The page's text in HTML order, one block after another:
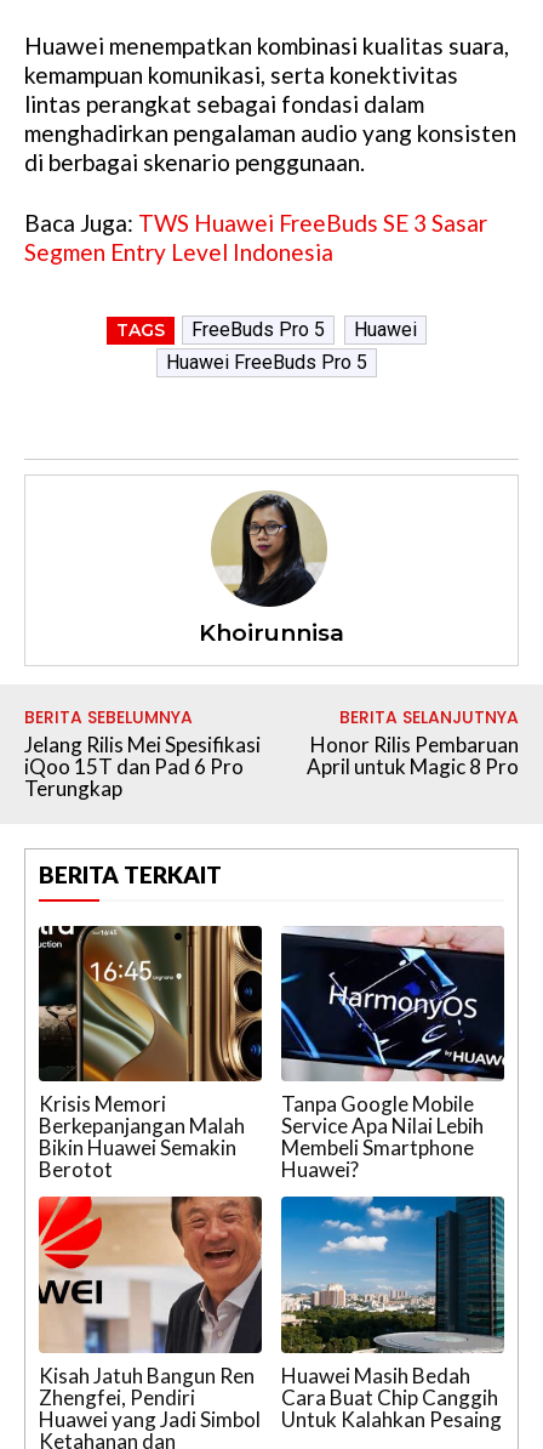
Huawei menempatkan kombinasi kualitas suara,
kemampuan komunikasi, serta konektivitas
lintas perangkat sebagai fondasi dalam
menghadirkan pengalaman audio yang konsisten
di berbagai skenario penggunaan.
Baca Juga: TWS Huawei FreeBuds SE 3 Sasar
Segmen Entry Level Indonesia
TAGS FreeBuds Pro 5
Huawei
Huawei FreeBuds Pro 5
Khoirunnisa
BERITA SEBELUMNYA
Jelang Rilis Mei Spesifikasi
iQoo 15T dan Pad 6 Pro
Terungkap
BERITA SELANJUTNYA
Honor Rilis Pembaruan
April untuk Magic 8 Pro
BERITA TERKAIT
Krisis Memori
Berkepanjangan Malah
Bikin Huawei Semakin
Berotot
Tanpa Google Mobile
Service Apa Nilai Lebih
Membeli Smartphone
Huawei?
Kisah Jatuh Bangun Ren
Zhengfei, Pendiri
Huawei yang Jadi Simbol
Ketahanan dan
Huawei Masih Bedah
Cara Buat Chip Canggih
Untuk Kalahkan Pesaing